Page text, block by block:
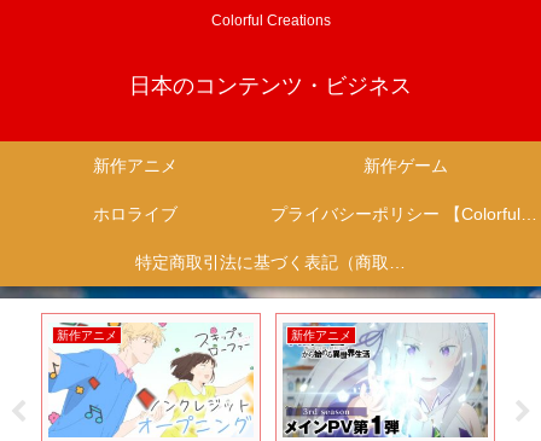
Colorful Creations
日本のコンテンツ・ビジネス
新作アニメ 新作ゲーム
ホロライブ プライバシーポリシー 【Colorful Creation】
特定商取引法に基づく表記（商取引に関する開示）
新作アニメ 新作アニメ